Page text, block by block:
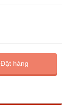
Đặt hàng